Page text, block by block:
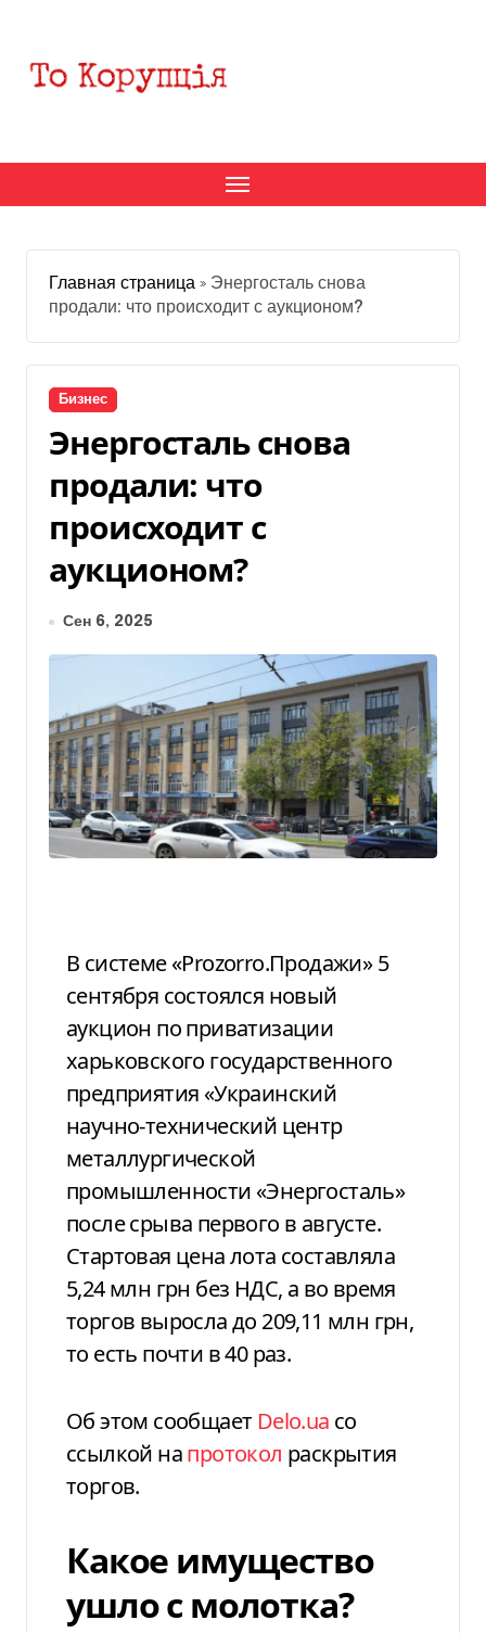
содержанию
Главная страница » Энергосталь снова
продали: что происходит с аукционом?
Бизнес
Энергосталь снова
продали: что
происходит с
аукционом?
Сен 6, 2025
В системе «Prozorro.Продажи» 5
сентября состоялся новый
аукцион по приватизации
харьковского государственного
предприятия «Украинский
научно-технический центр
металлургической
промышленности «Энергосталь»
после срыва первого в августе.
Стартовая цена лота составляла
5,24 млн грн без НДС, а во время
торгов выросла до 209,11 млн грн,
то есть почти в 40 раз.
Об этом сообщает Delo.ua со
ссылкой напротокол раскрытия
торгов.
Какое имущество
ушло с молотка?